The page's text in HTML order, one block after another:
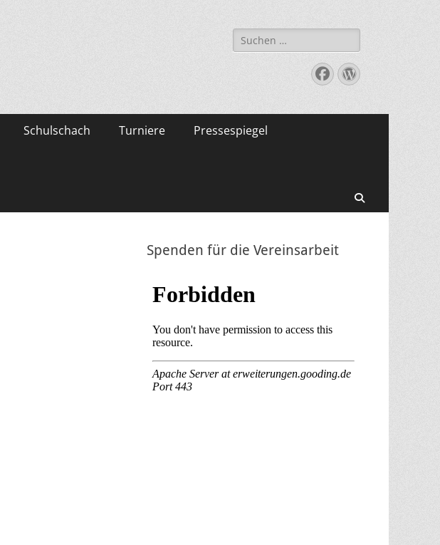
Suche
nach:
Facebook
WordPress
Schulschach Turniere Pressespiegel
Spenden für die Vereinsarbeit